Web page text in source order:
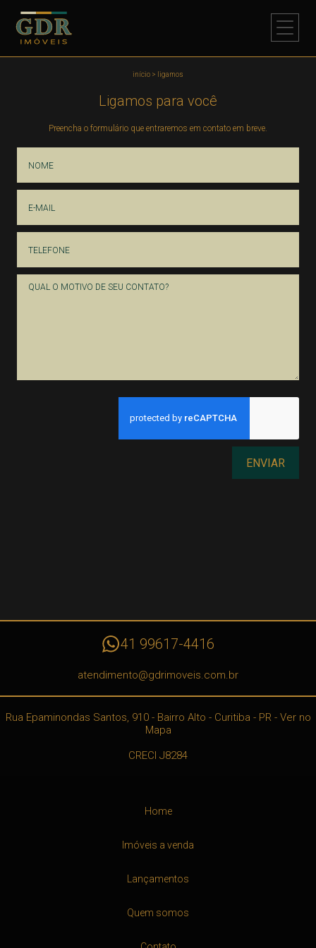
início > ligamos
Ligamos para você
Preencha o formulário que entraremos em contato em breve.
ENVIAR
41 99617-4416
atendimento@gdrimoveis.com.br
Rua Epaminondas Santos, 910 - Bairro Alto - Curitiba - PR- Ver no
Mapa
CRECI J8284
Home
Imóveis a venda
Lançamentos
Quem somos